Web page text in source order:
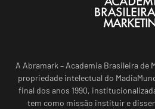
A Abramark – Academia Brasileira de
propriedade intelectual do
final dos anos 1990,
tem como missão instituir e